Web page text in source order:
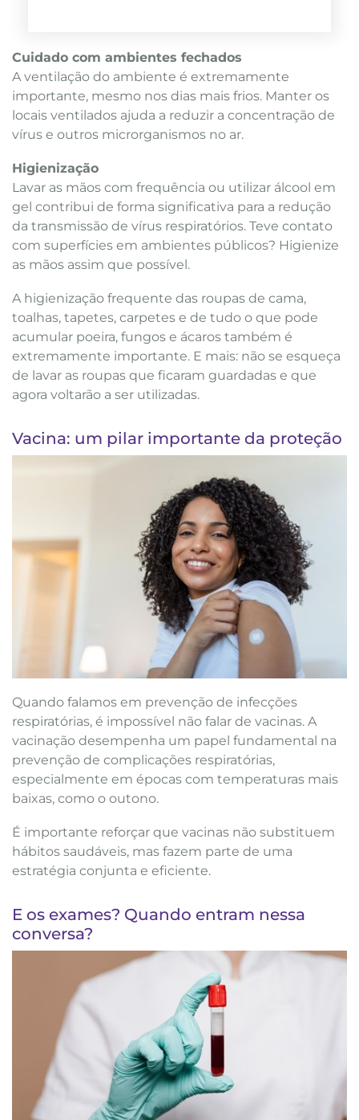
Cuidado com ambientes fechados
A ventilação do ambiente é extremamente
importante, mesmo nos dias mais frios. Manter os
locais ventilados ajuda a reduzir a concentração de
vírus e outros microrganismos no ar.
Higienização
Lavar as mãos com frequência ou utilizar álcool em
gel contribui de forma significativa para a redução
da transmissão de vírus respiratórios. Teve contato
com superfícies em ambientes públicos? Higienize
as mãos assim que possível.
A higienização frequente das roupas de cama,
toalhas, tapetes, carpetes e de tudo o que pode
acumular poeira, fungos e ácaros também é
extremamente importante. E mais: não se esqueça
de lavar as roupas que ficaram guardadas e que
agora voltarão a ser utilizadas.
Vacina: um pilar importante da proteção
Quando falamos em prevenção de infecções
respiratórias, é impossível não falar de vacinas. A
vacinação desempenha um papel fundamental na
prevenção de complicações respiratórias,
especialmente em épocas com temperaturas mais
baixas, como o outono.
É importante reforçar que vacinas não substituem
hábitos saudáveis, mas fazem parte de uma
estratégia conjunta e eficiente.
E os exames? Quando entram nessa
conversa?